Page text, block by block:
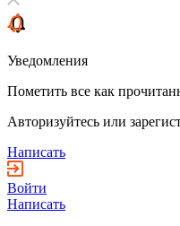
Уведомления
Пометить все как
Авторизуйтесь или
Написать
Войти
Написать